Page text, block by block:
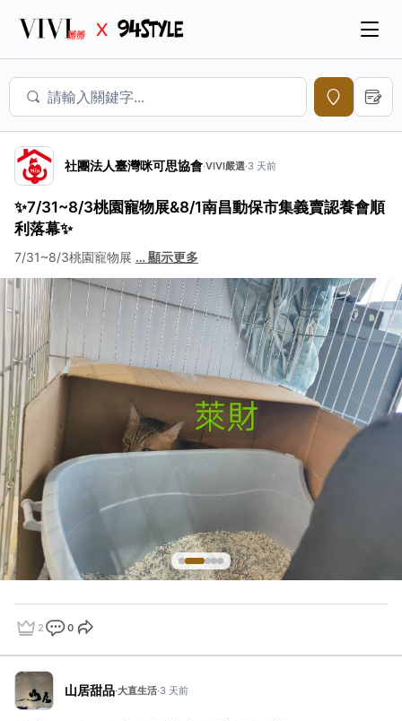
社團法人臺灣咪可思協會·VIVI嚴選·3 天前
✨7/31~8/3桃園寵物展&8/1南昌動保市集義賣認養會順
利落幕✨
7/31~8/3桃園寵物展 …顯示更多
點讚 2 評論 0分享
山居甜品·大直生活·3 天前